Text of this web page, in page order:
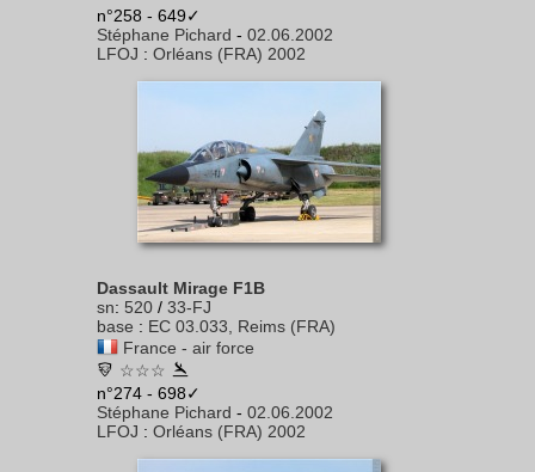
n°258 - 649✓
Stéphane Pichard - 02.06.2002
LFOJ : Orléans (FRA) 2002
Dassault Mirage F1B
sn: 520 / 33-FJ
base : EC 03.033, Reims (FRA)
France - air force
☆☆☆
n°274 - 698✓
Stéphane Pichard - 02.06.2002
LFOJ : Orléans (FRA) 2002